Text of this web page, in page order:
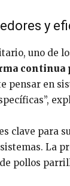
y
uno de
continua
pensar en
clave para
La
pollos